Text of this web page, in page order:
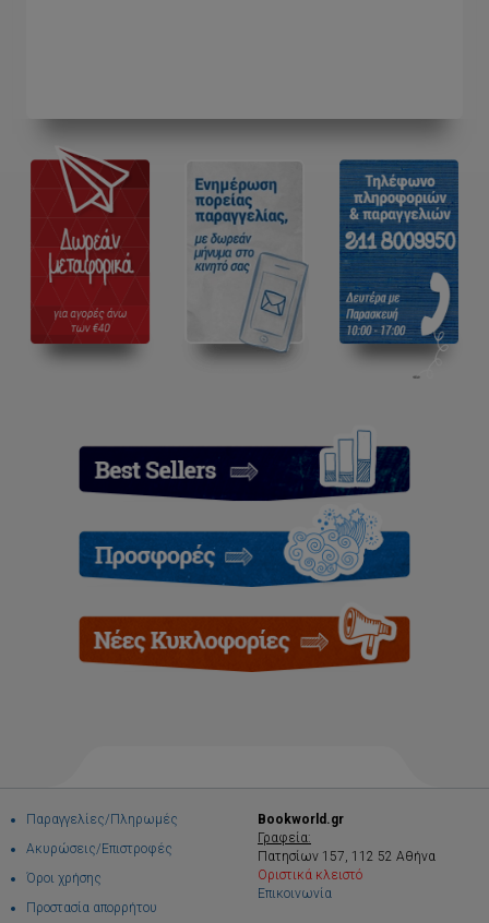
Παραγγελίες/Πληρωμές
Ακυρώσεις/Επιστροφές
Όροι χρήσης
Προστασία απορρήτου
Bookworld.gr
Γραφεία:
Πατησίων 157, 112 52 Αθήνα
Οριστικά κλειστό
Επικοινωνία